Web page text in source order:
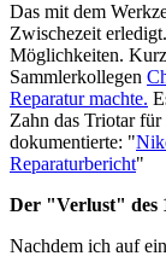
Das mit dem
Zwischezeit
Möglichkeiten.
Sammlerkollegen
Reparatur machte.
Zahn das Triotar für
dokumentierte: "
Reparaturbericht"
Der "Verlust" des
Nachdem ich auf